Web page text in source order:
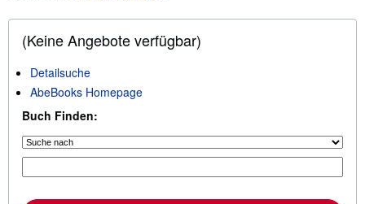
(Keine Angebote verfügbar)
Detailsuche
AbeBooks Homepage
Buch Finden: